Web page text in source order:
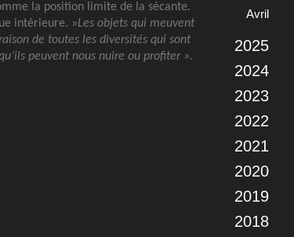
la position limite de la sécante.
intérieure. »Les objets qui meuvent
de toutes les diversités qui sont
peuvent nous nuire ou profiter ».
Avril
2025
2024
2023
2022
2021
2020
2019
2018